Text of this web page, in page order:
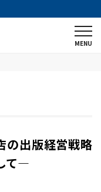
の出版経営戦略
て―